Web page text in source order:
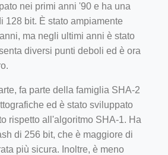
nei primi anni '90 e ha una
128 bit. È stato ampiamente
ma negli ultimi anni è stato
diversi punti deboli ed è ora
fa parte della famiglia SHA-2
ed è stato sviluppato
rispetto all'algoritmo SHA-1. Ha
di 256 bit, che è maggiore di
più sicura. Inoltre, è meno